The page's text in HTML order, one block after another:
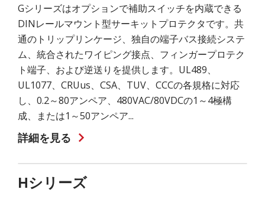
Gシリーズはオプションで補助スイッチを内蔵できる
DINレールマウント型サーキットプロテクタです。共
通のトリップリンケージ、独自の端子バス接続システ
ム、統合されたワイピング接点、フィンガープロテク
ト端子、および逆送りを提供します。UL489、
UL1077、CRUus、CSA、TUV、CCCの各規格に対応
し、0.2～80アンペア、480VAC/80VDCの1～4極構
成、または1～50アンペア...
詳細を見る
Hシリーズ